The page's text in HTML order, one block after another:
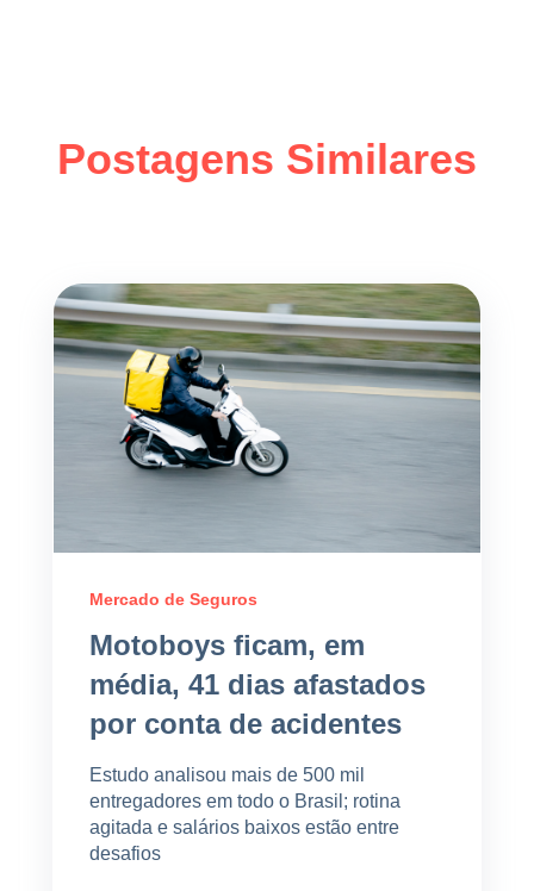
Postagens Similares
Mercado de Seguros
Motoboys ficam, em
média, 41 dias afastados
por conta de acidentes
Estudo analisou mais de 500 mil
entregadores em todo o Brasil; rotina
agitada e salários baixos estão entre
desafios